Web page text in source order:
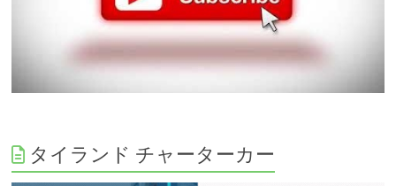
タイランド チャーターカー